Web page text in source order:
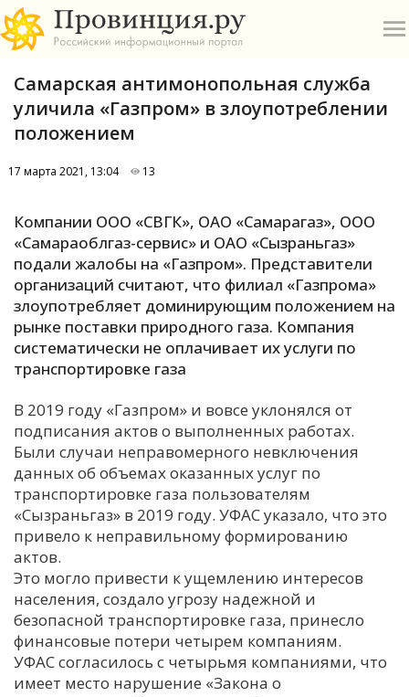
А
Б
В
Е
И
П
С
Т
У
Самарская антимонопольная служба
уличила «Газпром» в злоупотреблении
положением
17 марта 2021, 13:04 13
Компании ООО «СВГК», ОАО «Самарагаз», ООО
«Самараоблгаз-сервис» и ОАО «Сызраньгаз»
подали жалобы на «Газпром». Представители
организаций считают, что филиал «Газпрома»
злоупотребляет доминирующим положением на
рынке поставки природного газа. Компания
систематически не оплачивает их услуги по
транспортировке газа
В 2019 году «Газпром» и вовсе уклонялся от
подписания актов о выполненных работах.
Были случаи неправомерного невключения
данных об объемах оказанных услуг по
транспортировке газа пользователям
«Сызраньгаз» в 2019 году. УФАС указало, что это
привело к неправильному формированию
актов.
Это могло привести к ущемлению интересов
населения, создало угрозу надежной и
безопасной транспортировке газа, принесло
финансовые потери четырем компаниям.
УФАС согласилось с четырьмя компаниями, что
имеет место нарушение «Закона о